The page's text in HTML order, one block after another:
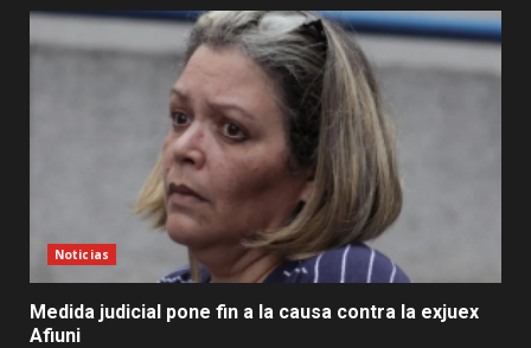
Noticias
Medida judicial pone fin a la causa contra la exjuex
Afiuni